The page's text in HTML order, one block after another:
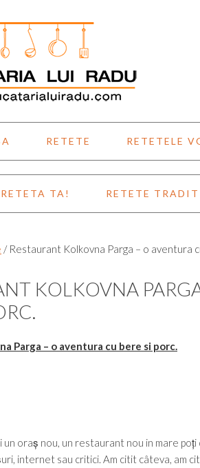
RETETE RETETELE
TA! RETETE
/Restaurant Kolkovna Parga – o aventura
KOLKOVNA
Parga – o aventura cu bere si porc.
un oraș nou, un restaurant nou in mare
internet sau critici. Am citit câteva, am